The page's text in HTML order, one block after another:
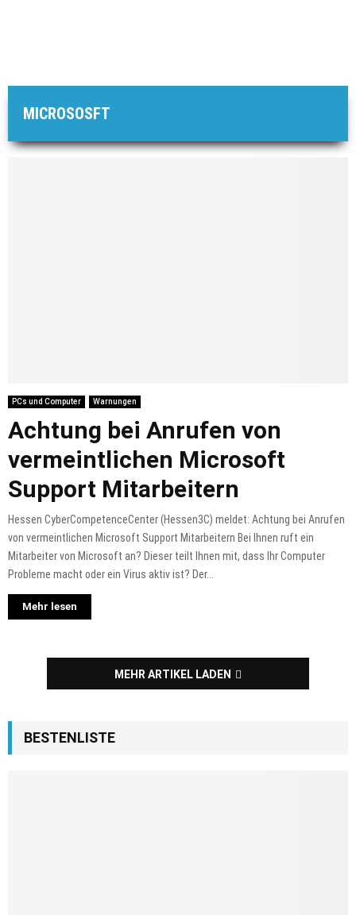
MICROSOSFT
PCs und Computer Warnungen
Achtung bei Anrufen von
vermeintlichen Microsoft
Support Mitarbeitern
Hessen CyberCompetenceCenter (Hessen3C) meldet: Achtung bei Anrufen
von vermeintlichen Microsoft Support Mitarbeitern Bei Ihnen ruft ein
Mitarbeiter von Microsoft an? Dieser teilt Ihnen mit, dass Ihr Computer
Probleme macht oder ein Virus aktiv ist? Der...
Mehr lesen
MEHR ARTIKEL LADEN
BESTENLISTE